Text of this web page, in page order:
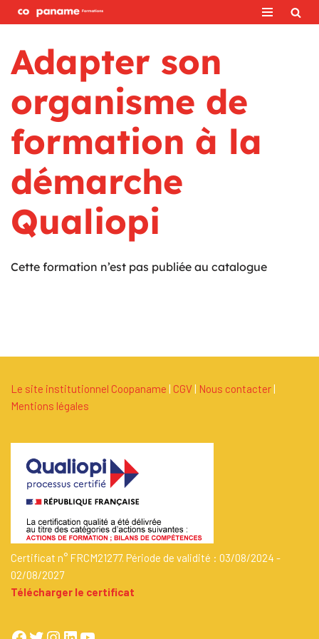
au
contenu
Adapter son
organisme de
formation à la
démarche
Qualiopi
Cette formation n’est pas publiée au catalogue
Le site institutionnel Coopaname CGV Nous contacter
Mentions légales
Certificat n° FRCM21277. Période de validité : 03/08/2024 -
02/08/2027
Télécharger le certificat